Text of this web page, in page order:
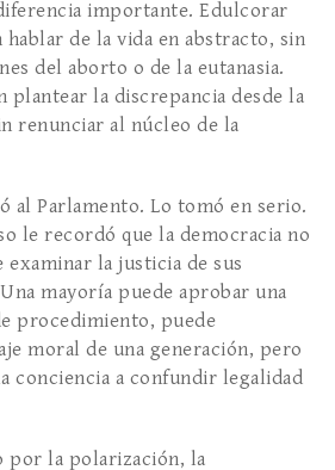
importante. Edulcorar
de la vida en abstracto, sin
del aborto o de la eutanasia.
plantear la discrepancia desde la
renunciar al núcleo de la
al Parlamento. Lo tomó en serio.
le recordó que la democracia no
examinar la justicia de sus
mayoría puede aprobar una
procedimiento, puede
moral de una generación, pero
conciencia a confundir legalidad
por la polarización, la